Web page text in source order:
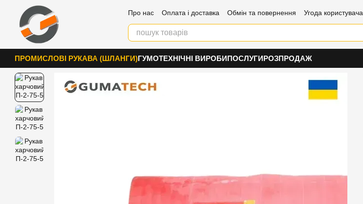
Перейти к основному контенту
Про нас Оплата і доставка Обмін та повернення Угода користувача
Контакти
ПРОМИСЛОВІ РУКАВА (ШЛАНГИ)ГУМОТЕХНІЧНІ ВИРОБИПОСЛУГИРОЗПРОДАЖ